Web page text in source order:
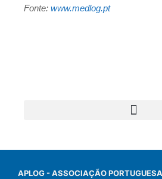
Fonte: www.medlog.pt
APLOG - ASSOCIAÇÃO